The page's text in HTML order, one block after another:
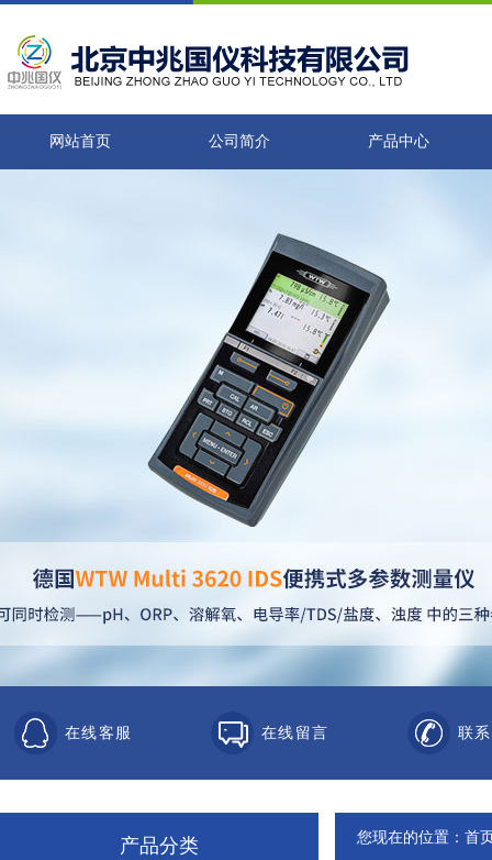
网站首页 公司简介 产品中心
在线客服 在线留言 联
产品分类 您现在的位置： 首